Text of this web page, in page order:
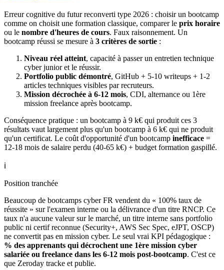
Erreur cognitive du futur reconverti type 2026 : choisir un bootcamp
comme on choisit une formation classique, comparer le prix horaire
ou le nombre d'heures de cours. Faux raisonnement. Un
bootcamp réussi se mesure à 3 critères de sortie :
Niveau réel atteint, capacité à passer un entretien technique
cyber junior et le réussir.
Portfolio public démontré, GitHub + 5-10 writeups + 1-2
articles techniques visibles par recruteurs.
Mission décrochée à 6-12 mois, CDI, alternance ou 1ère
mission freelance après bootcamp.
Conséquence pratique : un bootcamp à 9 k€ qui produit ces 3
résultats vaut largement plus qu'un bootcamp à 6 k€ qui ne produit
qu'un certificat. Le coût d'opportunité d'un bootcamp inefficace =
12-18 mois de salaire perdu (40-65 k€) + budget formation gaspillé.
ℹ️
Position tranchée
Beaucoup de bootcamps cyber FR vendent du « 100% taux de
réussite » sur l'examen interne ou la délivrance d'un titre RNCP. Ce
taux n'a aucune valeur sur le marché, un titre interne sans portfolio
public ni certif reconnue (Security+, AWS Sec Spec, eJPT, OSCP)
ne convertit pas en mission cyber. Le seul vrai KPI pédagogique :
% des apprenants qui décrochent une 1ère mission cyber
salariée ou freelance dans les 6-12 mois post-bootcamp. C'est ce
que Zeroday tracke et publie.